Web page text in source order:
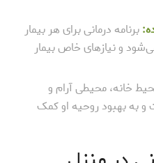
برنامه درمانی برای هر بیمار
و نیازهای خاص بیمار
خانه، محیطی آرام و
به بهبود روحیه او کمک